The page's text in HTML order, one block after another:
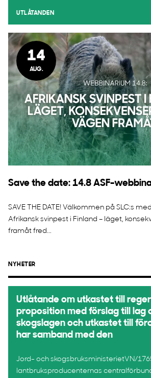
UTLÅTANDEN
14
AUG.
Save the date: 14.8 ASF-
SAVE THE DATE! Välkommen på SLC:s
Afrikansk svinpest i Finland – läget,
framåt fred...
NYHETER
Utlåtande om utkastet till
proposition med förslag till lag
skogslagen och utkastet till
har samband med den
Jord- och skogsbruksministerietVN/
lantbruksproducenternas